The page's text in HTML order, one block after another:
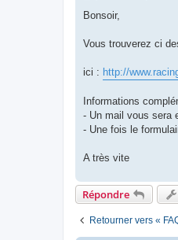
s
g
Bonsoir,
Vous trouverez ci
ici : http://
Informations
- Un mail vous sera
- Une fois le
A très vite
Répondre
Retourner vers «